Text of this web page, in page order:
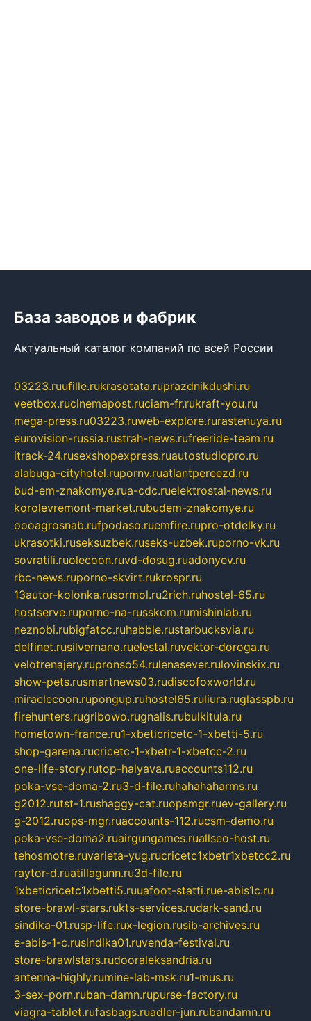
База заводов и фабрик
Актуальный каталог компаний по всей России
03223.ruufille.rukrasotata.ruprazdnikdushi.ru
veetbox.rucinemapost.ruciam-fr.rukraft-you.ru
mega-press.ru03223.ruweb-explore.rurastenuya.ru
eurovision-russia.rustrah-news.rufreeride-team.ru
itrack-24.rusexshopexpress.ruautostudiopro.ru
alabuga-cityhotel.rupornv.ruatlantpereezd.ru
bud-em-znakomye.rua-cdc.ruelektrostal-news.ru
korolevremont-market.rubudem-znakomye.ru
oooagrosnab.rufpodaso.ruemfire.rupro-otdelky.ru
ukrasotki.ruseksuzbek.ruseks-uzbek.ruporno-vk.ru
sovratili.ruolecoon.ruvd-dosug.ruadonyev.ru
rbc-news.ruporno-skvirt.rukrospr.ru
13autor-kolonka.rusormol.ru2rich.ruhostel-65.ru
hostserve.ruporno-na-russkom.rumishinlab.ru
neznobi.rubigfatcc.ruhabble.rustarbucksvia.ru
delfinet.rusilvernano.ruelestal.ruvektor-doroga.ru
velotrenajery.rupronso54.rulenasever.rulovinskix.ru
show-pets.rusmartnews03.rudiscofoxworld.ru
miraclecoon.rupongup.ruhostel65.ruliura.ruglasspb.ru
firehunters.rugribowo.rugnalis.rubulkitula.ru
hometown-france.ru1-xbeticricetc-1-xbetti-5.ru
shop-garena.rucricetc-1-xbetr-1-xbetcc-2.ru
one-life-story.rutop-halyava.ruaccounts112.ru
poka-vse-doma-2.ru3-d-file.ruhahahaharms.ru
g2012.rutst-1.rushaggy-cat.ruopsmgr.ruev-gallery.ru
g-2012.ruops-mgr.ruaccounts-112.rucsm-demo.ru
poka-vse-doma2.ruairgungames.ruallseo-host.ru
tehosmotre.ruvarieta-yug.rucricetc1xbetr1xbetcc2.ru
raytor-d.ruatillagunn.ru3d-file.ru
1xbeticricetc1xbetti5.ruuafoot-statti.rue-abis1c.ru
store-brawl-stars.rukts-services.rudark-sand.ru
sindika-01.rusp-life.rux-legion.rusib-archives.ru
e-abis-1-c.rusindika01.ruvenda-festival.ru
store-brawlstars.rudooraleksandria.ru
antenna-highly.rumine-lab-msk.ru1-mus.ru
3-sex-porn.ruban-damn.rupurse-factory.ru
viagra-tablet.rufasbags.ruadler-jun.rubandamn.ru